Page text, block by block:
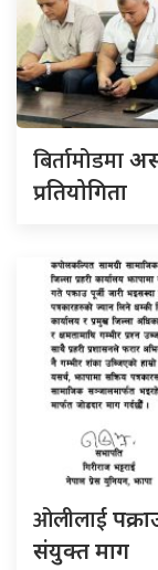
बिर्तामोडमा
प्रतियोगिता
ओलीलाई
संयुक्त माग